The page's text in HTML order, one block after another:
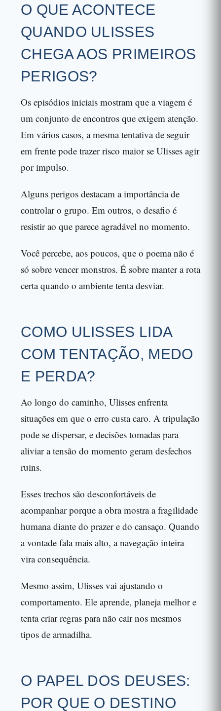
O QUE ACONTECE
QUANDO ULISSES
CHEGA AOS PRIMEIROS
PERIGOS?
Os episódios iniciais mostram que a viagem é
um conjunto de encontros que exigem atenção.
Em vários casos, a mesma tentativa de seguir
em frente pode trazer risco maior se Ulisses agir
por impulso.
Alguns perigos destacam a importância de
controlar o grupo. Em outros, o desafio é
resistir ao que parece agradável no momento.
Você percebe, aos poucos, que o poema não é
só sobre vencer monstros. É sobre manter a rota
certa quando o ambiente tenta desviar.
COMO ULISSES LIDA
COM TENTAÇÃO, MEDO
E PERDA?
Ao longo do caminho, Ulisses enfrenta
situações em que o erro custa caro. A tripulação
pode se dispersar, e decisões tomadas para
aliviar a tensão do momento geram desfechos
ruins.
Esses trechos são desconfortáveis de
acompanhar porque a obra mostra a fragilidade
humana diante do prazer e do cansaço. Quando
a vontade fala mais alto, a navegação inteira
vira consequência.
Mesmo assim, Ulisses vai ajustando o
comportamento. Ele aprende, planeja melhor e
tenta criar regras para não cair nos mesmos
tipos de armadilha.
O PAPEL DOS DEUSES:
POR QUE O DESTINO